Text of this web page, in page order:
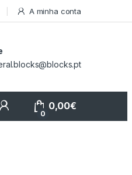
A minha conta
My Account
0
0,00€